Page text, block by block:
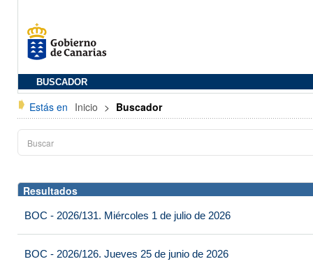
BUSCADOR
Estás en Inicio > Buscador
Resultados
BOC - 2026/131. Miércoles 1 de julio de 2026
BOC - 2026/126. Jueves 25 de junio de 2026